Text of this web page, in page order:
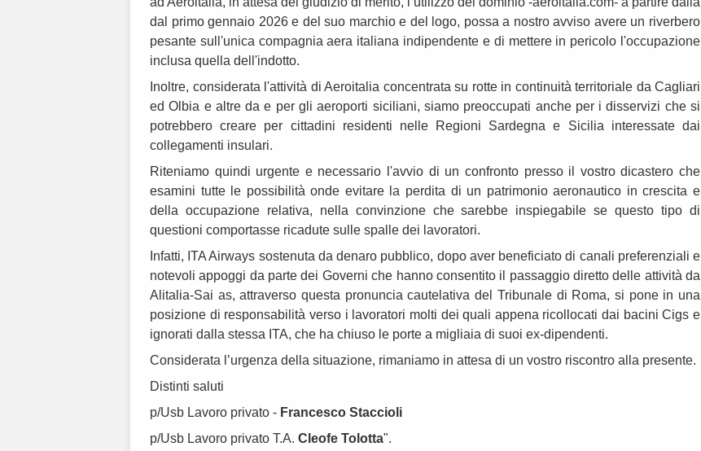
dal primo gennaio 2026 e del suo marchio e del logo, possa a nostro avviso avere un riverbero
pesante sull'unica compagnia aera italiana indipendente e di mettere in pericolo l'occupazione
inclusa quella dell'indotto.
Inoltre, considerata l'attività di Aeroitalia concentrata su rotte in continuità territoriale da Cagliari
ed Olbia e altre da e per gli aeroporti siciliani, siamo preoccupati anche per i disservizi che si
potrebbero creare per cittadini residenti nelle Regioni Sardegna e Sicilia interessate dai
collegamenti insulari.
Riteniamo quindi urgente e necessario l'avvio di un confronto presso il vostro dicastero che
esamini tutte le possibilità onde evitare la perdita di un patrimonio aeronautico in crescita e
della occupazione relativa, nella convinzione che sarebbe inspiegabile se questo tipo di
questioni comportasse ricadute sulle spalle dei lavoratori.
Infatti, ITA Airways sostenuta da denaro pubblico, dopo aver beneficiato di canali preferenziali e
notevoli appoggi da parte dei Governi che hanno consentito il passaggio diretto delle attività da
Alitalia-Sai as, attraverso questa pronuncia cautelativa del Tribunale di Roma, si pone in una
posizione di responsabilità verso i lavoratori molti dei quali appena ricollocati dai bacini Cigs e
ignorati dalla stessa ITA, che ha chiuso le porte a migliaia di suoi ex-dipendenti.
Considerata l’urgenza della situazione, rimaniamo in attesa di un vostro riscontro alla presente.
Distinti saluti
p/Usb Lavoro privato - Francesco Staccioli
p/Usb Lavoro privato T.A. Cleofe Tolotta".